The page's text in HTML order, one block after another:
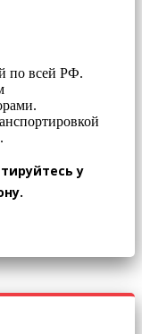
по всей РФ.
у